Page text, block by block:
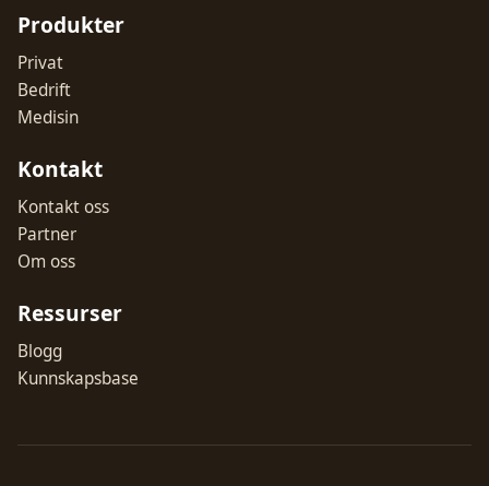
Produkter
Privat
Bedrift
Medisin
Kontakt
Kontakt oss
Partner
Om oss
Ressurser
Blogg
Kunnskapsbase